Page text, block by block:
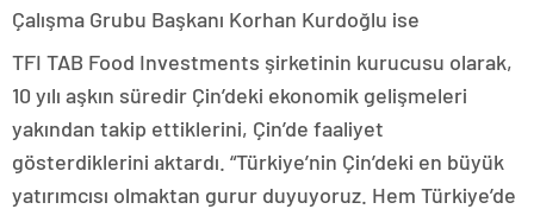
Çalışma Grubu Başkanı Korhan Kurdoğlu ise
TFI TAB Food Investments şirketinin kurucusu olarak,
10 yılı aşkın süredir Çin’deki ekonomik gelişmeleri
yakından takip ettiklerini, Çin’de faaliyet
gösterdiklerini aktardı. “Türkiye’nin Çin’deki en büyük
yatırımcısı olmaktan gurur duyuyoruz. Hem Türkiye’de